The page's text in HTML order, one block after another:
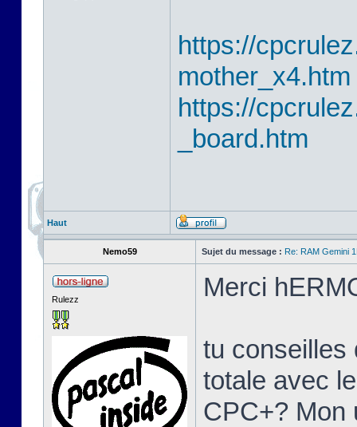
https://
mother_x4.htm
https://
_board.htm
Haut
Nemo59 Sujet du message : Re: RAM Gemini
Rulezz Merci
tu conseilles
totale avec
CPC+? Mon